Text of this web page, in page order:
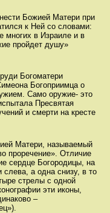
Божией Матери при
к Ней со словами:
многих в Израиле и в
пройдет душу»
Богоматери
Богоприимца о
Само оружие- это
Пресвятая
и смерти на кресте
Матери, называемый
проречение». Отличие
сердце Богородицы, на
а одна снизу, в то
стрелы с одной
эти иконы,
–